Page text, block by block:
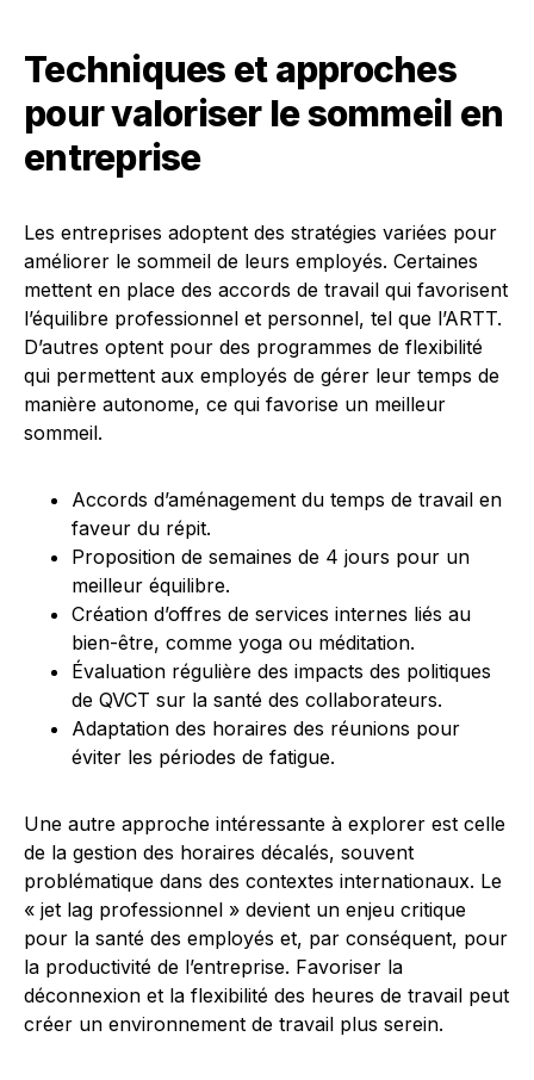
Techniques et approches
pour valoriser le sommeil en
entreprise
Les entreprises adoptent des stratégies variées pour
améliorer le sommeil de leurs employés. Certaines
mettent en place des accords de travail qui favorisent
l’équilibre professionnel et personnel, tel que l’ARTT.
D’autres optent pour des programmes de flexibilité
qui permettent aux employés de gérer leur temps de
manière autonome, ce qui favorise un meilleur
sommeil.
Accords d’aménagement du temps de travail en
faveur du répit.
Proposition de semaines de 4 jours pour un
meilleur équilibre.
Création d’offres de services internes liés au
bien-être, comme yoga ou méditation.
Évaluation régulière des impacts des politiques
de QVCT sur la santé des collaborateurs.
Adaptation des horaires des réunions pour
éviter les périodes de fatigue.
Une autre approche intéressante à explorer est celle
de la gestion des horaires décalés, souvent
problématique dans des contextes internationaux. Le
« jet lag professionnel » devient un enjeu critique
pour la santé des employés et, par conséquent, pour
la productivité de l’entreprise. Favoriser la
déconnexion et la flexibilité des heures de travail peut
créer un environnement de travail plus serein.